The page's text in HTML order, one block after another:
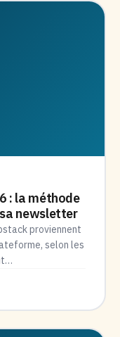
: la méthode
newsletter
proviennent
selon les